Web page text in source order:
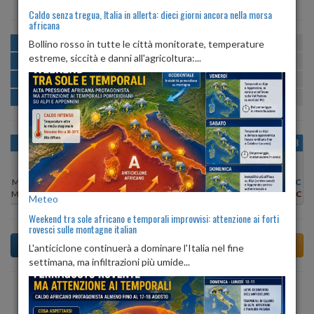
MATTINA min:21º max:25º U:67%
POMERIGGIO min:25º max:27º
SERA min: 23º max:29º U:77%-86%
NOTTE min:21º max:24º U:83%
OGGI
Min:
21°C
Max:24°C
SAB 08
Min:
20°C
Max:20°C
DOM 09
Min:18°C
Max:23°C
LUN 10
Min:19°C
Max:26°C
MAR 11
Min:
21°C
Max:26°C
MER 12
Min:21°C
Max:25°C
GIO 13
Min:
21°C
Max:25°C
Previsioni del Tempo a Terenzo tra 6 giorni
Caldo senza tregua, Italia in allerta: dieci giorni ancora nella morsa
africana
Bollino rosso in tutte le città monitorate, temperature
estreme, siccità e danni all'agricoltura:...
Meteo
Weekend tra sole africano e temporali improvvisi: attenzione ai forti
rovesci sulle montagne italian
L'anticiclone continuerà a dominare l'Italia nel fine
settimana, ma infiltrazioni più umide...